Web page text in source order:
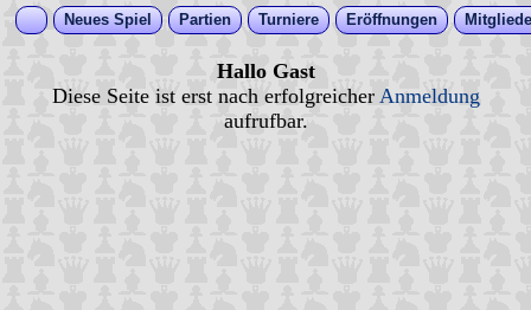
Neues Spiel Partien Turniere Eröffnungen
Hallo Gast
Diese Seite ist erst nach erfolgreicher Anmeldung
aufrufbar.